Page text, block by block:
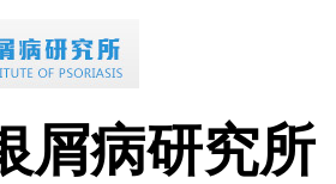
屑病研究所